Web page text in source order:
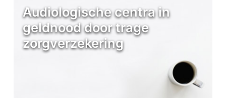
Audiologische centra in
geldnood door trage
zorgverzekering